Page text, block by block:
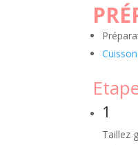
Cuisson
1
Taillez